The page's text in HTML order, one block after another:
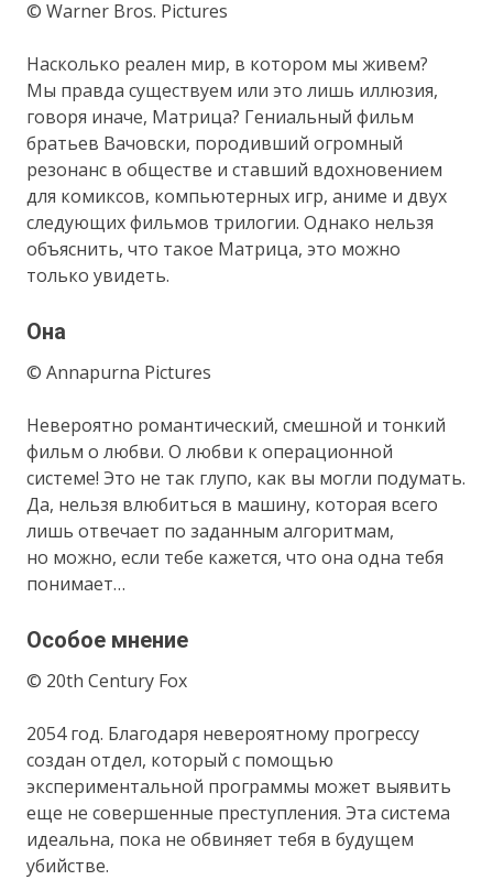
© Warner Bros. Pictures
Насколько реален мир, в котором мы живем?
Мы правда существуем или это лишь иллюзия,
говоря иначе, Матрица? Гениальный фильм
братьев Вачовски, породивший огромный
резонанс в обществе и ставший вдохновением
для комиксов, компьютерных игр, аниме и двух
следующих фильмов трилогии. Однако нельзя
объяснить, что такое Матрица, это можно
только увидеть.
Она
© Annapurna Pictures
Невероятно романтический, смешной и тонкий
фильм о любви. О любви к операционной
системе! Это не так глупо, как вы могли подумать.
Да, нельзя влюбиться в машину, которая всего
лишь отвечает по заданным алгоритмам,
но можно, если тебе кажется, что она одна тебя
понимает…
Особое мнение
© 20th Century Fox
2054 год. Благодаря невероятному прогрессу
создан отдел, который с помощью
экспериментальной программы может выявить
еще не совершенные преступления. Эта система
идеальна, пока не обвиняет тебя в будущем
убийстве.